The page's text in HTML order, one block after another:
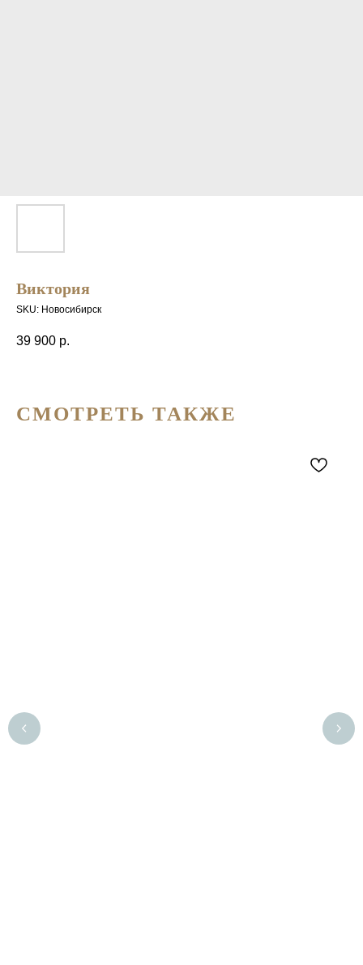
Виктория
SKU: Новосибирск
39 900 р.
СМОТРЕТЬ ТАКЖЕ